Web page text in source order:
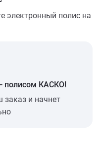
электронный полис на
полисом КАСКО!
и начнет